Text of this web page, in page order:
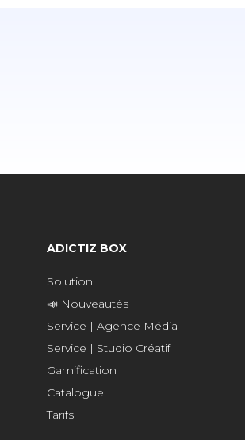
ADICTIZ BOX
Solution
📣 Nouveautés
Service | Agence Média
Service | Studio Créatif
Gamification
Catalogue
Tarifs